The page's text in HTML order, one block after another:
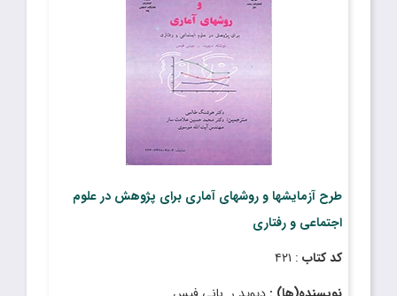
طرح آزمایشها و روشهای آماری برای پژوهش در علوم
اجتماعی و رفتاری
کد کتاب : ۴۲۱